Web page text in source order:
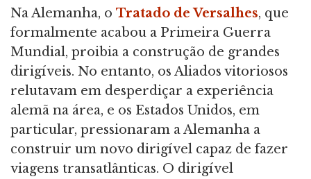
Na Alemanha, o Tratado de Versalhes, que
formalmente acabou a Primeira Guerra
Mundial, proibia a construção de grandes
dirigíveis. No entanto, os Aliados vitoriosos
relutavam em desperdiçar a experiência
alemã na área, e os Estados Unidos, em
particular, pressionaram a Alemanha a
construir um novo dirigível capaz de fazer
viagens transatlânticas. O dirigível